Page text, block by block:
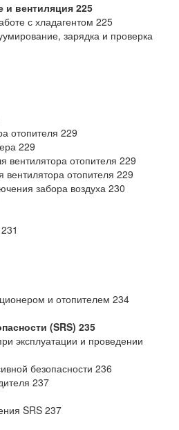
и вентиляция 225
с хладагентом 225
зарядка и проверка
отопителя 229
229
вентилятора отопителя 229
вентилятора отопителя 229
забора воздуха 230
и отопителем 234
(SRS) 235
эксплуатации и проведении
безопасности 236
237
SRS 237